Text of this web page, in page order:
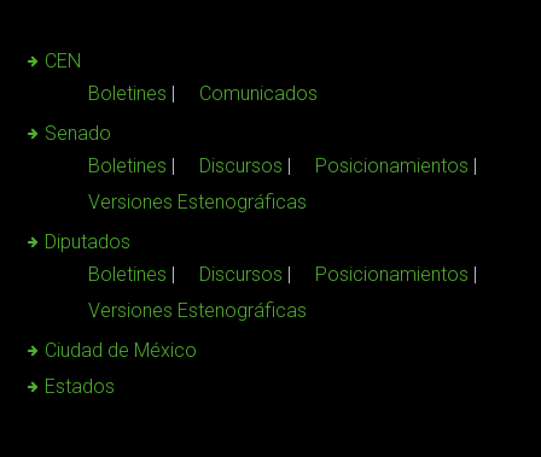
CEN
Boletines
Comunicados
Senado
Boletines
Discursos
Posicionamientos
Versiones Estenográficas
Diputados
Boletines
Discursos
Posicionamientos
Versiones Estenográficas
Ciudad de México
Estados